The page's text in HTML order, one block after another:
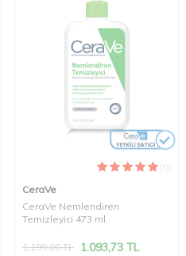
CeraVe
CeraVe Nemlendiren
Temizleyici 473 ml
1.199,00TL 1.093,73 TL